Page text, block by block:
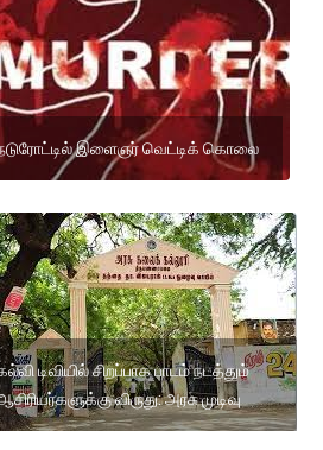
இளைஞர் வெட்டிக் கொலை
டிவியில் சிறப்பாக பாடம் நடத்தும்
விருது: அரசு முடிவு